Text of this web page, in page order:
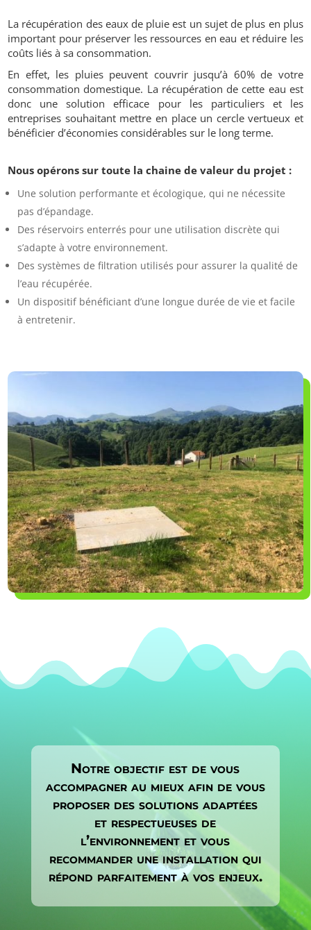
La récupération des eaux de pluie est un sujet de plus en plus
important pour préserver les ressources en eau et réduire les
coûts liés à sa consommation.
En effet, les pluies peuvent couvrir jusqu’à 60% de votre
consommation domestique. La récupération de cette eau est
donc une solution efficace pour les particuliers et les
entreprises souhaitant mettre en place un cercle vertueux et
bénéficier d’économies considérables sur le long terme.
Nous opérons sur toute la chaine de valeur du projet :
Une solution performante et écologique, qui ne nécessite
pas d’épandage.
Des réservoirs enterrés pour une utilisation discrète qui
s’adapte à votre environnement.
Des systèmes de filtration utilisés pour assurer la qualité de
l’eau récupérée.
Un dispositif bénéficiant d’une longue durée de vie et facile
à entretenir.
Notre objectif est de vous
accompagner au mieux afin de vous
proposer des solutions adaptées
et respectueuses de
l’environnement et vous
recommander une installation qui
répond parfaitement à vos enjeux.